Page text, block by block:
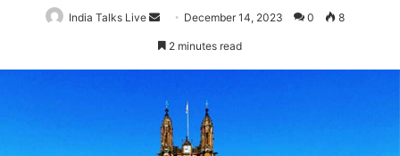
India Talks Live
Send
an
December 14, 2023 0 8
2 minutes read